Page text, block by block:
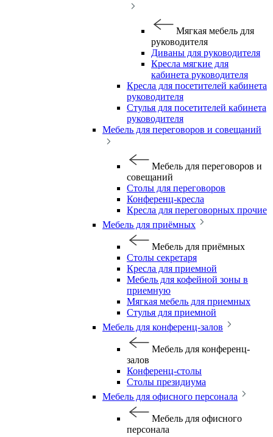
Мягкая мебель для
руководителя
Диваны для руководителя
Кресла мягкие для
кабинета руководителя
Кресла для посетителей кабинета
руководителя
Стулья для посетителей кабинета
руководителя
Мебель для переговоров и совещаний
Мебель для переговоров и
совещаний
Столы для переговоров
Конференц-кресла
Кресла для переговорных прочие
Мебель для приёмных
Мебель для приёмных
Столы секретаря
Кресла для приемной
Мебель для кофейной зоны в
приемную
Мягкая мебель для приемных
Стулья для приемной
Мебель для конференц-залов
Мебель для конференц-
залов
Конференц-столы
Столы президиума
Мебель для офисного персонала
Мебель для офисного
персонала